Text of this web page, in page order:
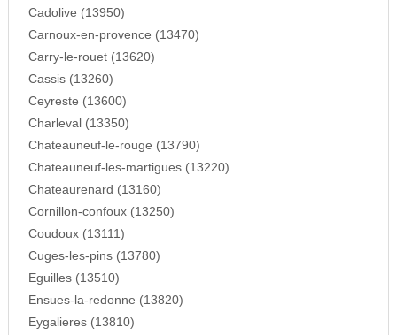
Cadolive (13950)
Carnoux-en-provence (13470)
Carry-le-rouet (13620)
Cassis (13260)
Ceyreste (13600)
Charleval (13350)
Chateauneuf-le-rouge (13790)
Chateauneuf-les-martigues (13220)
Chateaurenard (13160)
Cornillon-confoux (13250)
Coudoux (13111)
Cuges-les-pins (13780)
Eguilles (13510)
Ensues-la-redonne (13820)
Eygalieres (13810)